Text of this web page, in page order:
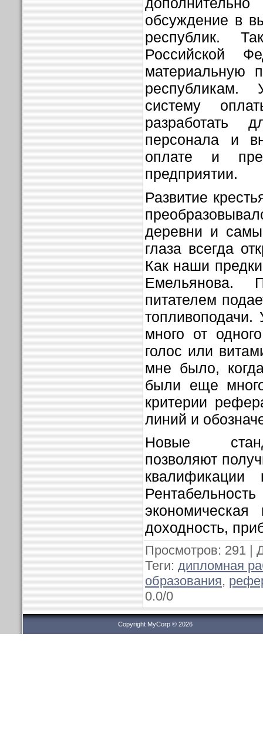
обсуждение в
республик.
Российской
материальную
республикам.
систему
разработать
персонала и
оплате и
предприятии.
Развитие
деревни и
глаза всегда
Как наши
Емельянова.
питателем
много от
голос или
мне было,
были еще
критерии
линий и
Новые
позволяют
квалификации
экономическая
доходность,
Просмотров: 291 |
Теги: дипломная
образования,
0.0/0
Copyright MyCorp © 2026